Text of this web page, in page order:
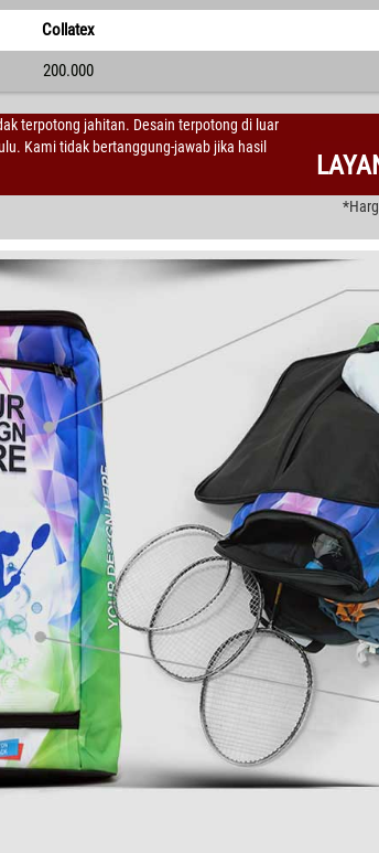
Collatex
200.000
terpotong jahitan. Desain terpotong di luar
Kami tidak bertanggung-jawab jika hasil